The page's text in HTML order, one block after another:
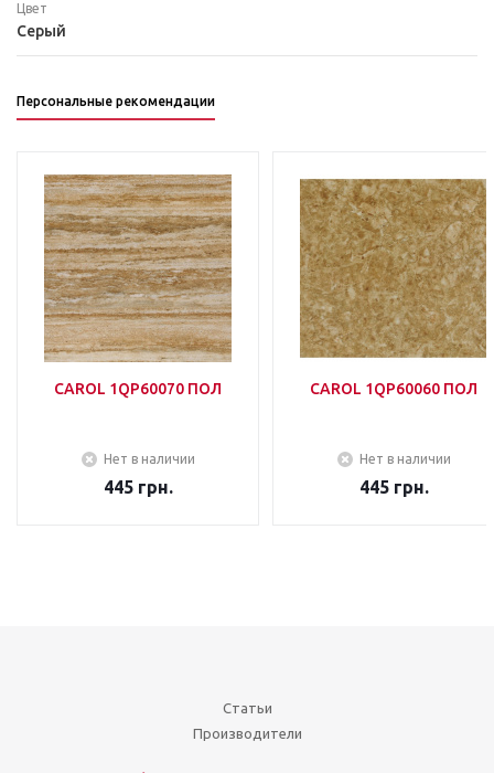
Цвет
Серый
Персональные рекомендации
CAROL 1QP60070 ПОЛ
Нет в наличии
445грн.
CAROL 1QP60060 ПОЛ
Нет в наличии
445грн.
Статьи
Производители